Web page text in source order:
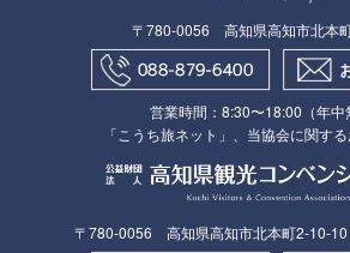
〒780-0056 高知県高知市北本
営業時間：8:30〜18:00（年中
「こうち旅ネット」、当協会に関す
〒780-0056 高知県高知市北本町2-10-